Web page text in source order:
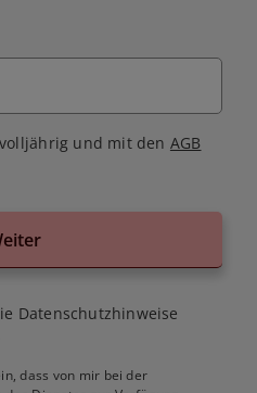
und mit den AGB
Datenschutzhinweise
dass von mir bei der